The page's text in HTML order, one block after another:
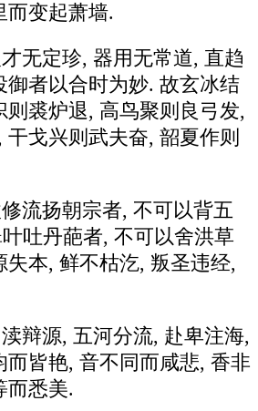
而变起萧墙.
无定珍, 器用无常道, 直趋
御者以合时为妙. 故玄冰结
则裘炉退, 高鸟聚则良弓发,
戈兴则武夫奋, 韶夏作则
流扬朝宗者, 不可以背五
吐丹葩者, 不可以舍洪草
失本, 鲜不枯汔, 叛圣违经,
辩源, 五河分流, 赴卑注海,
而皆艳, 音不同而咸悲, 香非
而悉美.